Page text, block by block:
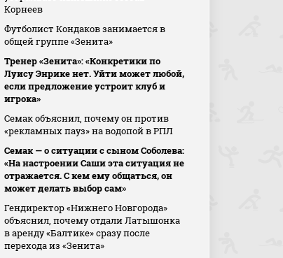
Корнеев
Футболист Кондаков занимается в
общей группе «Зенита»
Тренер «Зенита»: «Конкретики по
Луису Энрике нет. Уйти может любой,
если предложение устроит клуб и
игрока»
Семак объяснил, почему он против
«рекламных пауз» на водопой в РПЛ
Семак — о ситуации с сыном Соболева:
«На настроении Саши эта ситуация не
отражается. С кем ему общаться, он
может делать выбор сам»
Гендиректор «Нижнего Новгорода»
объяснил, почему отдали Латышонка
в аренду «Балтике» сразу после
перехода из «Зенита»